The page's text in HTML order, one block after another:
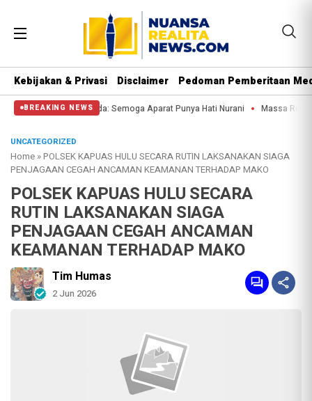
Kebijakan & Privasi Disclaimer Pedoman Pemberitaan
BREAKING NEWS
Kuda: Semoga Aparat Punya Hati Nurani Massa Reuni 212 Hanya
UNCATEGORIZED
Home »POLSEK KAPUAS HULU SECARA RUTIN LAKSANAKAN SIAGA
PENJAGAAN CEGAH ANCAMAN KEAMANAN TERHADAP MAKO
POLSEK KAPUAS HULU SECARA
RUTIN LAKSANAKAN SIAGA
PENJAGAAN CEGAH ANCAMAN
KEAMANAN TERHADAP MAKO
Tim Humas
2 Jun 2026